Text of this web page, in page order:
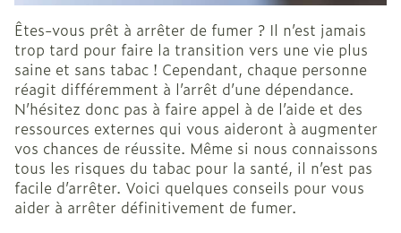
Êtes-vous prêt à arrêter de fumer ? Il n’est jamais
trop tard pour faire la transition vers une vie plus
saine et sans tabac ! Cependant, chaque personne
réagit différemment à l’arrêt d’une dépendance.
N’hésitez donc pas à faire appel à de l’aide et des
ressources externes qui vous aideront à augmenter
vos chances de réussite. Même si nous connaissons
tous les risques du tabac pour la santé, il n’est pas
facile d’arrêter. Voici quelques conseils pour vous
aider à arrêter définitivement de fumer.